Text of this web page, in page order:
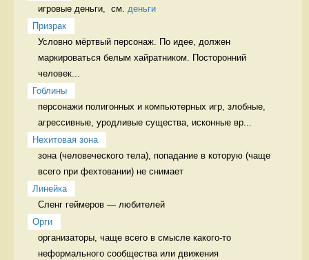
игровые деньги,  см. деньги
Призрак
Условно мёртвый персонаж. По идее, должен
маркироваться белым хайратником. Посторонний
человек...
Гоблины
персонажи полигонных и компьютерных игр, злобные,
агрессивные, уродливые существа, исконные вр...
Нехитовая зона
зона (человеческого тела), попадание в которую (чаще
всего при фехтовании) не снимает
Линейка
Сленг геймеров — любителей
Орги
организаторы, чаще всего в смысле какого-то
неформального сообщества или движения